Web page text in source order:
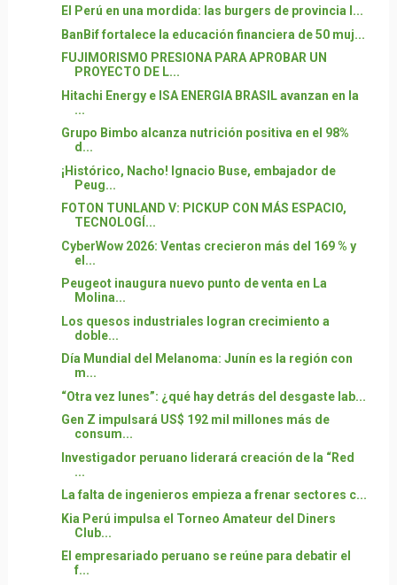
El Perú en una mordida: las burgers de provincia l...
BanBif fortalece la educación financiera de 50 muj...
FUJIMORISMO PRESIONA PARA APROBAR UN
PROYECTO DE L...
Hitachi Energy e ISA ENERGIA BRASIL avanzan en la
...
Grupo Bimbo alcanza nutrición positiva en el 98%
d...
¡Histórico, Nacho! Ignacio Buse, embajador de
Peug...
FOTON TUNLAND V: PICKUP CON MÁS ESPACIO,
TECNOLOGÍ...
CyberWow 2026: Ventas crecieron más del 169 % y
el...
Peugeot inaugura nuevo punto de venta en La
Molina...
Los quesos industriales logran crecimiento a
doble...
Día Mundial del Melanoma: Junín es la región con
m...
“Otra vez lunes”: ¿qué hay detrás del desgaste lab...
Gen Z impulsará US$ 192 mil millones más de
consum...
Investigador peruano liderará creación de la “Red
...
La falta de ingenieros empieza a frenar sectores c...
Kia Perú impulsa el Torneo Amateur del Diners
Club...
El empresariado peruano se reúne para debatir el
f...